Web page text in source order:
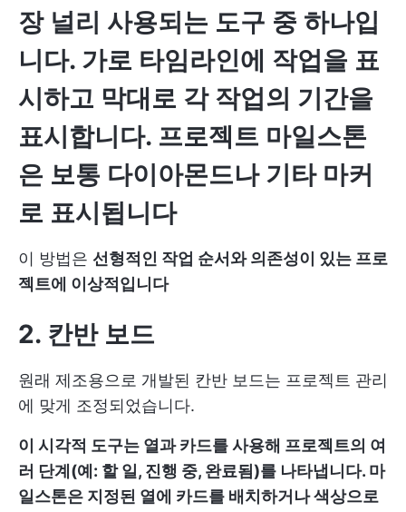
장 널리 사용되는 도구 중 하나입
니다. 가로 타임라인에 작업을 표
시하고 막대로 각 작업의 기간을
표시합니다. 프로젝트 마일스톤
은 보통 다이아몬드나 기타 마커
로 표시됩니다
이 방법은 선형적인 작업 순서와 의존성이 있는 프로
젝트에 이상적입니다
2. 칸반 보드
원래 제조용으로 개발된 칸반 보드는 프로젝트 관리
에 맞게 조정되었습니다.
이 시각적 도구는 열과 카드를 사용해 프로젝트의 여
러 단계(예: 할 일, 진행 중, 완료됨)를 나타냅니다. 마
일스톤은 지정된 열에 카드를 배치하거나 색상으로